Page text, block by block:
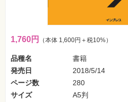
ビ
ネ
ス・
読
み
物
1,760円 （本体 1,600円＋税10%）
品種名
書籍
発売日
2018/5/14
ページ数
280
サイズ
A5判